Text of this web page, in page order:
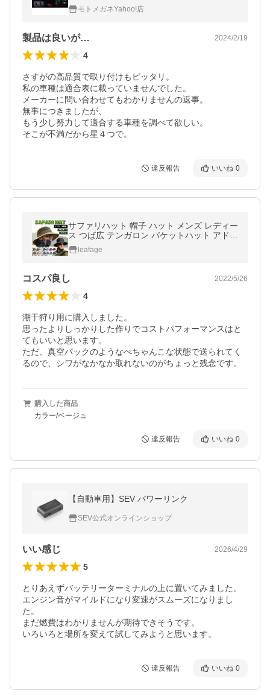
モトメガネYahoo!店
製品は良いが… 2024/2/19
4
さすがの高品質で取り付けもピッタリ。
私の車種は適合表に載っていませんでした。
メーカーに問い合わせてもわかりませんの返事。
無事につきましたが、
もう少し努力して適合する車種を調べて欲しい。
違反報告 いいね 0
サファリハット 帽子 ハット メンズ レディー
ス つば広 テンガロン バケットハット アドベ
ンチャーハット 深め 日よけ メッシュ 春 夏
秋 冬 爆買
leafage
コスパ良し 2022/5/26
4
潮干狩り用に購入しました。
思ったよりしっかりした作りでコストパフォーマンスはと
てもいいと思います。
ただ、真空パックのようなぺちゃんこな状態で送られてく
るので、シワがなかなか取れないのがちょっと残念です。
購入した商品
カラー/ベージュ
違反報告 いいね 0
【自動車用】SEV パワーリンク
SEV公式オンラインショップ
いい感じ 2026/4/29
5
とりあえずバッテリーターミナルの上に置いてみました。
エンジン音がマイルドになり変速がスムーズになりまし
た。
まだ燃費はわかりませんが期待できそうです。
いろいろと場所を変えて試してみようと思います。
違反報告 いいね 0